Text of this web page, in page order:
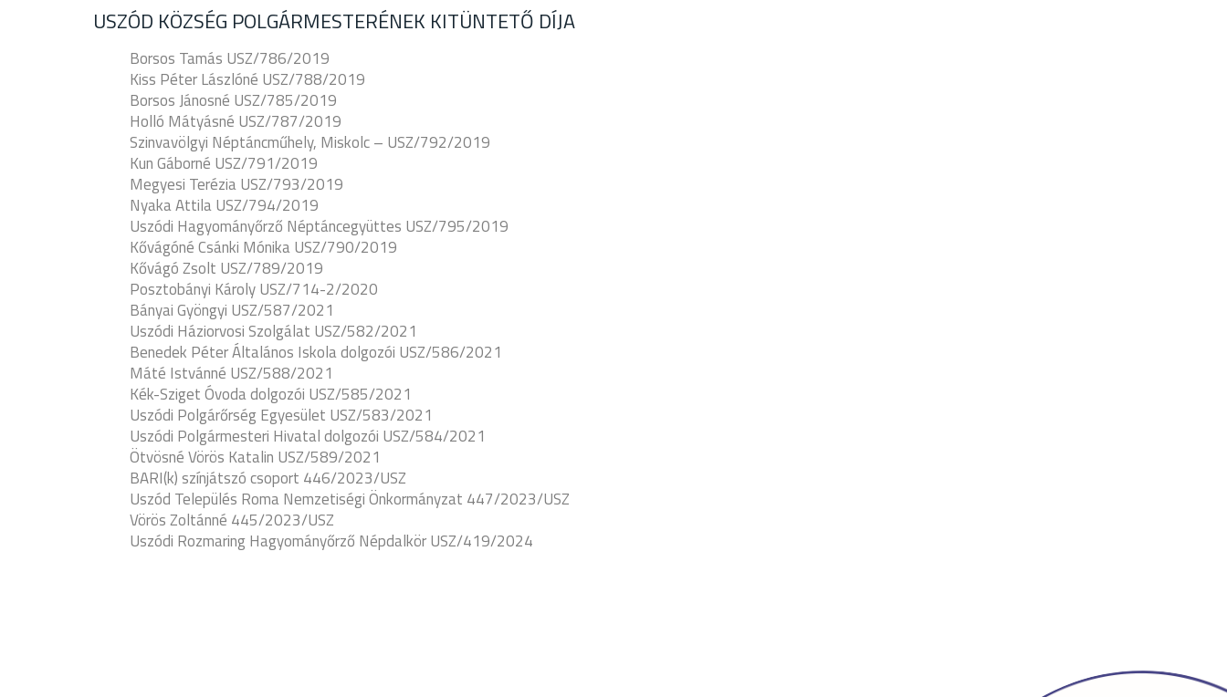
USZÓD KÖZSÉG POLGÁRMESTERÉNEK KITÜNTETŐ DÍJA
Borsos Tamás USZ/786/2019
Kiss Péter Lászlóné USZ/788/2019
Borsos Jánosné USZ/785/2019
Holló Mátyásné USZ/787/2019
Szinvavölgyi Néptáncműhely, Miskolc – USZ/792/2019
Kun Gáborné USZ/791/2019
Megyesi Terézia USZ/793/2019
Nyaka Attila USZ/794/2019
Uszódi Hagyományőrző Néptáncegyüttes USZ/795/2019
Kővágóné Csánki Mónika USZ/790/2019
Kővágó Zsolt USZ/789/2019
Posztobányi Károly USZ/714-2/2020
Bányai Gyöngyi USZ/587/2021
Uszódi Háziorvosi Szolgálat USZ/582/2021
Benedek Péter Általános Iskola dolgozói USZ/586/2021
Máté Istvánné USZ/588/2021
Kék-Sziget Óvoda dolgozói USZ/585/2021
Uszódi Polgárőrség Egyesület USZ/583/2021
Uszódi Polgármesteri Hivatal dolgozói USZ/584/2021
Ötvösné Vörös Katalin USZ/589/2021
BARI(k) színjátszó csoport 446/2023/USZ
Uszód Település Roma Nemzetiségi Önkormányzat 447/2023/USZ
Vörös Zoltánné 445/2023/USZ
Uszódi Rozmaring Hagyományőrző Népdalkör USZ/419/2024